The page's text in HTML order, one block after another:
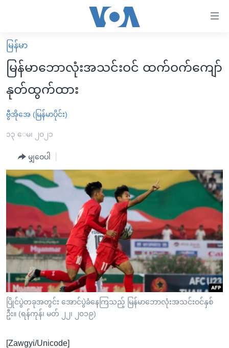
လွယ်ကူ
စေ
သည့်
Link
များ
ပင်မ
ကျော်
ရန်
အ
ညွန်း
စာမျက်နှာ
သို့
ကျော်
ကြည့်
ရန်
ရန်
မူလစာမျက်နှာ
မြန်မာ
ကမ္ဘာ့သတင်းများ
နိုင်ငံတကာ
အစ္စရေး-ပါလက်စတိုင်း
ဗွီဒီယို
အင်္ဂလိပ်စာလေ့လာမယ်
အမေရိကန်သုံးအီဒီယံ
မကြေးမုံရဲ့ အင်္ဂလိပ်စာ
ရုပ်ရှင်ထဲက အင်္ဂလိပ်စာ
သုတပဒေသာ အင်္ဂလိပ်စာ
အပတ်စဉ်ကဏ္ဍများ
ရေဒီယိုနှင့်ရုပ်သံ အချက်အလက်များ
ရေဒီယို/တီဗွီအစီအစဉ်
Learning English
ဗွီအိုအေ လူမှုကွန်ယက်များ
မြန်မာ
မြန်မာဘောလုံးအသင်းဝင် ထက်ဝက်ကျော်
နုတ်ထွက်ထား
ဗွီအိုအေ (မြန်မာပိုင်း)
၁၃ ေမ၊ ၂၀၂၁
မျှဝေပါ
ပြိုင်ပွဲတခုအတွင်း အောင်ပွဲခံနေကြသည့် မြန်မာဘောလုံးအသင်းဝင်နှစ်
ဦး။ (ရန်ကုန်၊ မတ် ၂၂၊ ၂၀၁၉)
[Zawgyi/Unicode]